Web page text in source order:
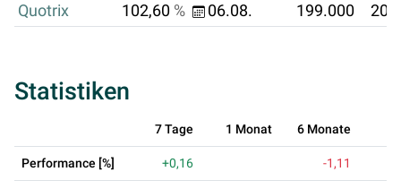
Quotrix
102,60 % 06.08. 199.000
Statistiken
7 Tage 1 Monat 6 Monate
Performance [%] +0,16 -1,11